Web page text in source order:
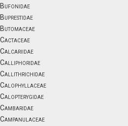
Bufonidae
Buprestidae
Butomaceae
Cactaceae
Calcariidae
Calliphoridae
Callithrichidae
Calophyllaceae
Calopterygidae
Cambaridae
Campanulaceae